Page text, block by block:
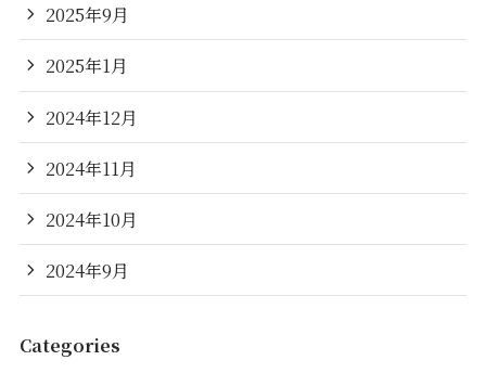
2025年9月
2025年1月
2024年12月
2024年11月
2024年10月
2024年9月
Categories